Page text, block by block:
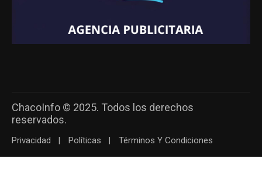
ChacoInfo © 2025. Todos los derechos
reservados.
Privacidad Políticas Términos Y Condiciones